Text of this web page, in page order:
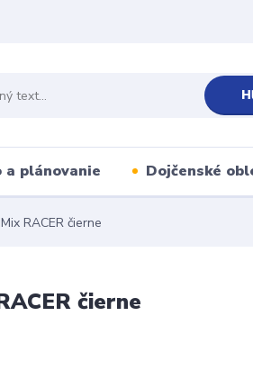
plánovanie Dojčenské
RACER čierne
čierne